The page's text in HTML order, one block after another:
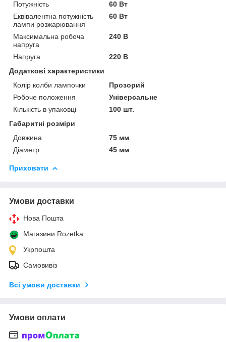
Потужність
60 Вт
Еквівалентна потужність
лампи розжарювання
60 Вт
Максимальна робоча
напруга
240 В
Напруга
220 В
Додаткові характеристики
Колір колби лампочки
Прозорий
Робоче положення
Універсальне
Кількість в упаковці
100 шт.
Габаритні розміри
Довжина
75 мм
Діаметр
45 мм
Приховати
Умови доставки
Нова Пошта
Магазини Rozetka
Укрпошта
Самовивіз
Всі умови доставки
Умови оплати